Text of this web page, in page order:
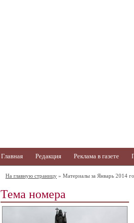
Главная Редакция Реклама в газете
На главную страницу » Материалы за Январь 2014
Тема номера